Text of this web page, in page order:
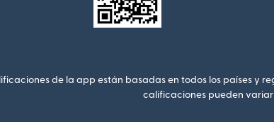
de la app están basadas en todos los países y
calificaciones pueden variar